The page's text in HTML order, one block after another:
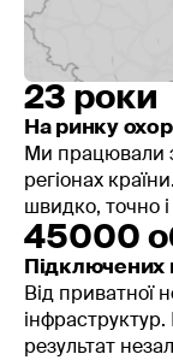
23 роки
На ринку
Ми працювали
регіонах
швидко, точно
45000
Підключених
Від приватної
результат